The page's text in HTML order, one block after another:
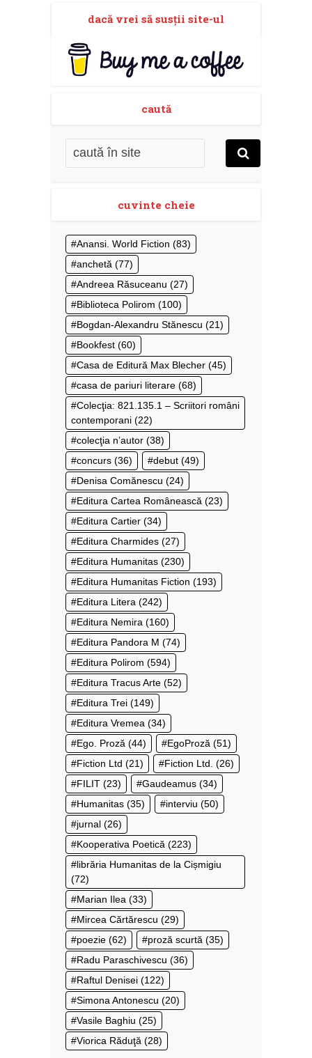
dacă vrei să susţii site-ul
caută
cuvinte cheie
Anansi. World Fiction (83)
anchetă (77)
Andreea Răsuceanu (27)
Biblioteca Polirom (100)
Bogdan-Alexandru Stănescu (21)
Bookfest (60)
Casa de Editură Max Blecher (45)
casa de pariuri literare (68)
Colecţia: 821.135.1 – Scriitori români
contemporani (22)
colecţia n’autor (38)
concurs (36) debut (49)
Denisa Comănescu (24)
Editura Cartea Românească (23)
Editura Cartier (34)
Editura Charmides (27)
Editura Humanitas (230)
Editura Humanitas Fiction (193)
Editura Litera (242)
Editura Nemira (160)
Editura Pandora M (74)
Editura Polirom (594)
Editura Tracus Arte (52)
Editura Trei (149)
Editura Vremea (34)
Ego. Proză (44) EgoProză (51)
Fiction Ltd (21) Fiction Ltd. (26)
FILIT (23) Gaudeamus (34)
Humanitas (35) interviu (50)
jurnal (26)
Kooperativa Poetică (223)
librăria Humanitas de la Cișmigiu
(72)
Marian Ilea (33)
Mircea Cărtărescu (29)
poezie (62) proză scurtă (35)
Radu Paraschivescu (36)
Raftul Denisei (122)
Simona Antonescu (20)
Vasile Baghiu (25)
Viorica Răduţă (28)